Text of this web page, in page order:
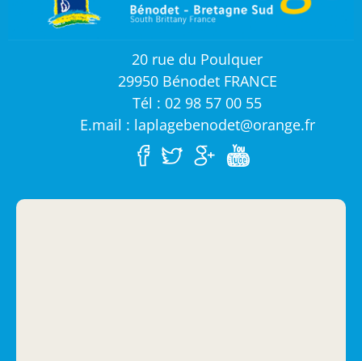
20 rue du Poulquer
29950 Bénodet FRANCE
Tél : 02 98 57 00 55
E.mail : laplagebenodet@orange.fr